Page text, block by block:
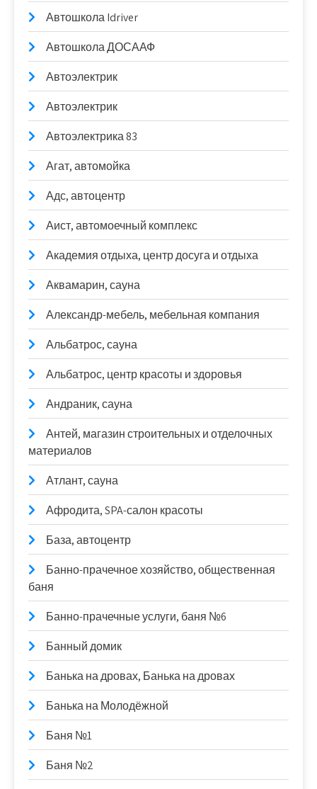
Автошкола Idriver
Автошкола ДОСААФ
Автоэлектрик
Автоэлектрик
Автоэлектрика 83
Агат, автомойка
Адс, автоцентр
Аист, автомоечный комплекс
Академия отдыха, центр досуга и отдыха
Аквамарин, сауна
Александр-мебель, мебельная компания
Альбатрос, сауна
Альбатрос, центр красоты и здоровья
Андраник, сауна
Антей, магазин строительных и отделочных
материалов
Атлант, сауна
Афродита, SPA-салон красоты
База, автоцентр
Банно-прачечное хозяйство, общественная
баня
Банно-прачечные услуги, баня №6
Банный домик
Банька на дровах, Банька на дровах
Банька на Молодёжной
Баня №1
Баня №2